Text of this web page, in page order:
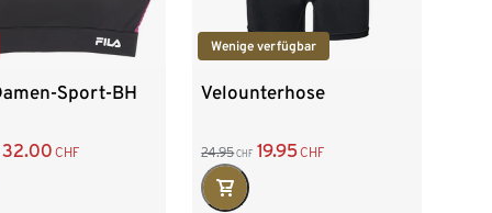
Sport-BH
32.00 CHF
Wenige verfügbar
Velounterhose
24.95 CHF 19.95CHF